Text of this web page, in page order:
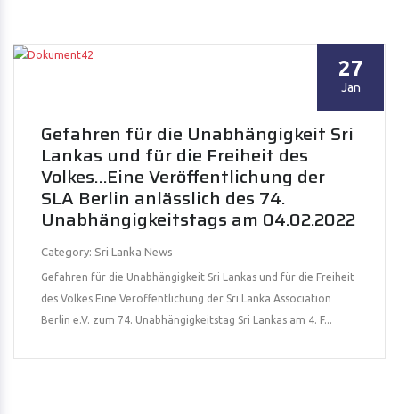
27
Jan
Gefahren für die Unabhängigkeit Sri
Lankas und für die Freiheit des
Volkes…Eine Veröffentlichung der
SLA Berlin anlässlich des 74.
Unabhängigkeitstags am 04.02.2022
Category: Sri Lanka News
Gefahren für die Unabhängigkeit Sri Lankas und für die Freiheit
des Volkes Eine Veröffentlichung der Sri Lanka Association
Berlin e.V. zum 74. Unabhängigkeitstag Sri Lankas am 4. F...